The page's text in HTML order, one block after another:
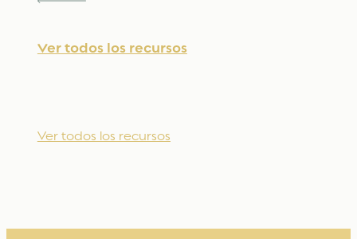
Ver todos los recursos
Ver todos los recursos